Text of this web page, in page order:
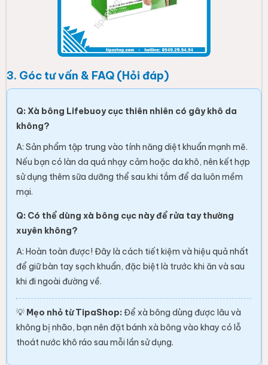
3. Góc tư vấn & FAQ (Hỏi đáp)
Q: Xà bông Lifebuoy cục thiên nhiên có gây khô da
không?
A: Sản phẩm tập trung vào tính năng diệt khuẩn mạnh mẽ.
Nếu bạn có làn da quá nhạy cảm hoặc da khô, nên kết hợp
sử dụng thêm sữa dưỡng thể sau khi tắm để da luôn mềm
mại.
Q: Có thể dùng xà bông cục này để rửa tay thường
xuyên không?
A: Hoàn toàn được! Đây là cách tiết kiệm và hiệu quả nhất
để giữ bàn tay sạch khuẩn, đặc biệt là trước khi ăn và sau
khi đi ngoài đường về.
💡 Mẹo nhỏ từ TipaShop: Để xà bông dùng được lâu và
không bị nhão, bạn nên đặt bánh xà bông vào khay có lỗ
thoát nước khô ráo sau mỗi lần sử dụng.